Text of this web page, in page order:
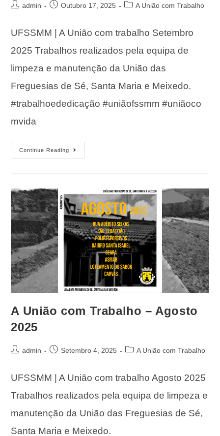
admin Outubro 17, 2025 A União com Trabalho
UFSSMM | A União com trabalho Setembro
2025 Trabalhos realizados pela equipa de
limpeza e manutenção da União das
Freguesias de Sé, Santa Maria e Meixedo.
#trabalhoededicação #uniãofssmm #uniãoco
mvida
Continue Reading
A União com Trabalho – Agosto
2025
admin Setembro 4, 2025 A União com Trabalho
UFSSMM | A União com trabalho Agosto 2025
Trabalhos realizados pela equipa de limpeza e
manutenção da União das Freguesias de Sé,
Santa Maria e Meixedo.